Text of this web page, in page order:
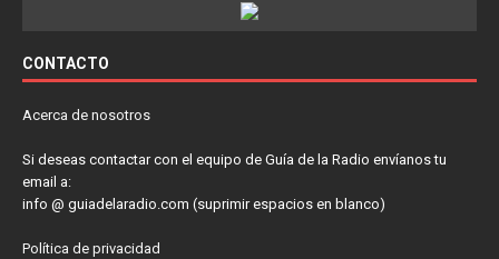
CONTACTO
Acerca de nosotros
Si deseas contactar con el equipo de Guía de la Radio envíanos tu
email a:
info @ guiadelaradio.com (suprimir espacios en blanco)
Política de privacidad